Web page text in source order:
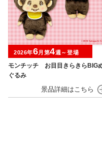
モンチッチ お目目きらきらBIG
ぐるみ
2026年6月第4週～登場